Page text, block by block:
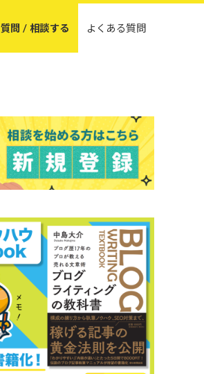
質問 / 相談する よくある質問